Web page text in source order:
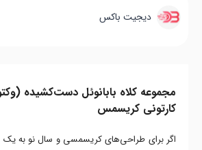
دیجیت باکس
کارتونی کریسمس
اگر برای طراحی‌های کریسمسی و سال نو به یک